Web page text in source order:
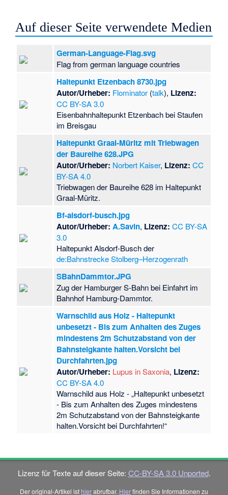
Auf dieser Seite verwendete Medien
German-Language-Flag.svg
Flag from german language countries
Haltepunkt Etzenbach 8730.jpg
Autor/Urheber: Flominator (talk), Lizenz:
CC BY-SA 3.0
Eisenbahnhaltepunkt Etzenbach bei Staufen
im Breisgau
Haltepunkt Graal-Müritz mit Triebwagen
der Baureihe 628.JPG
Autor/Urheber: Norbert Kaiser, Lizenz: CC
BY-SA 4.0
Triebwagen der Baureihe 628 im Haltepunkt
Graal-Müritz.
Bf-alsdorf-busch.jpg
Autor/Urheber: A.Savin, Lizenz: CC BY-SA
3.0
Haltepunkt Alsdorf-Busch der
de:Bahnstrecke Stolberg–Herzogenrath
SBahnDammtor.JPG
Zug der Hamburger S-Bahn bei Einfahrt im
Bahnhof Hamburg-Dammtor.
Warnschild aus Holz - Haltepunkt
unbesetzt - Bis zum Anhalten des Zuges
mindestens 2m Schutzabstand von der
Bahnsteigkante halten.Vorsicht bei
Durchfahrten.jpg
Autor/Urheber: Lupus in Saxonia, Lizenz:
CC BY-SA 4.0
Warnschild aus Holz - „Haltepunkt unbesetzt
- Bis zum Anhalten des Zuges mindestens
2m Schutzabstand von der Bahnsteigkante
halten.Vorsicht bei Durchfahrten!“
Lizenz für Texte auf dieser Seite: CC-BY-SA 3.0 Unported.
Der original-Artikel ist hierabrufbar. Hierfinden Sie Informationen zu